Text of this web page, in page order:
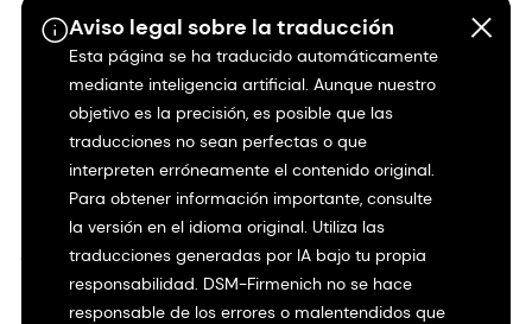
Aviso legal sobre la traducción
Esta página se ha traducido automáticamente
mediante inteligencia artificial. Aunque nuestro
objetivo es la precisión, es posible que las
traducciones no sean perfectas o que
interpreten erróneamente el contenido original.
Para obtener información importante, consulte
la versión en el idioma original. Utiliza las
traducciones generadas por IA bajo tu propia
responsabilidad. DSM-Firmenich no se hace
responsable de los errores o malentendidos que
Proveedores
Contáctenos
Inversores
Información histórica
Nuestra empresa
Shares & ADRs
Oportunidades
profesionales
¿Por qué trabajar para
dsm-firmenich?
Empleo en dsm-
firmenich